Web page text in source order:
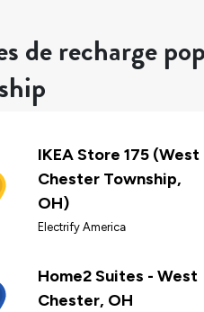
de recharge
IKEA Store 175 (West
Chester Township,
OH)
Electrify America
Home2 Suites - West
Chester, OH